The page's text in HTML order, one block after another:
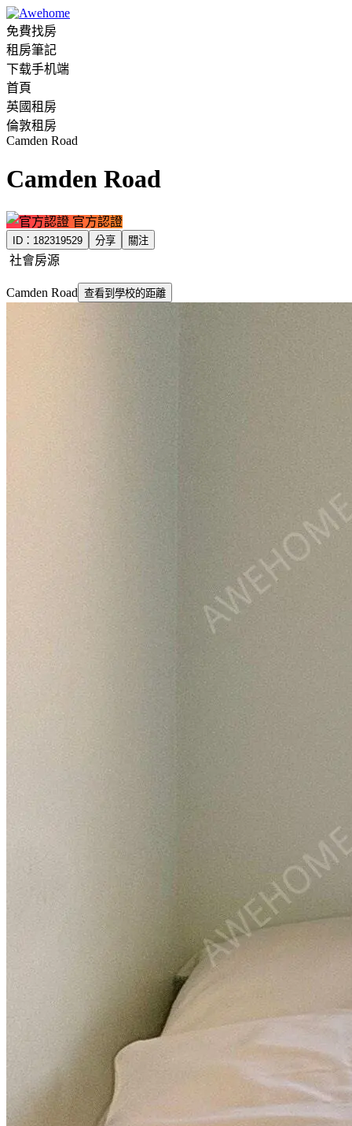
免費找房
租房筆記
下载手机端
首頁
英國租房
倫敦租房
Camden Road
Camden Road
官方認證
ID： 182319529 分享 關注
社會房源
Camden Road 查看到學校的距離